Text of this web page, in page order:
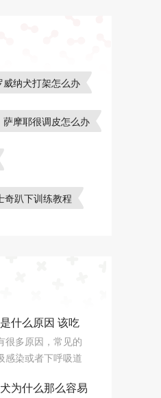
威纳犬打架怎么办
萨摩耶很调皮怎么办
奇趴下训练教程
什么原因 该吃
得快
很多原因，常见的
感染或者下呼吸道
等；可以通过咳嗽
为什么那么容易